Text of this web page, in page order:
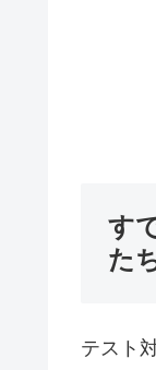
す
た
テスト